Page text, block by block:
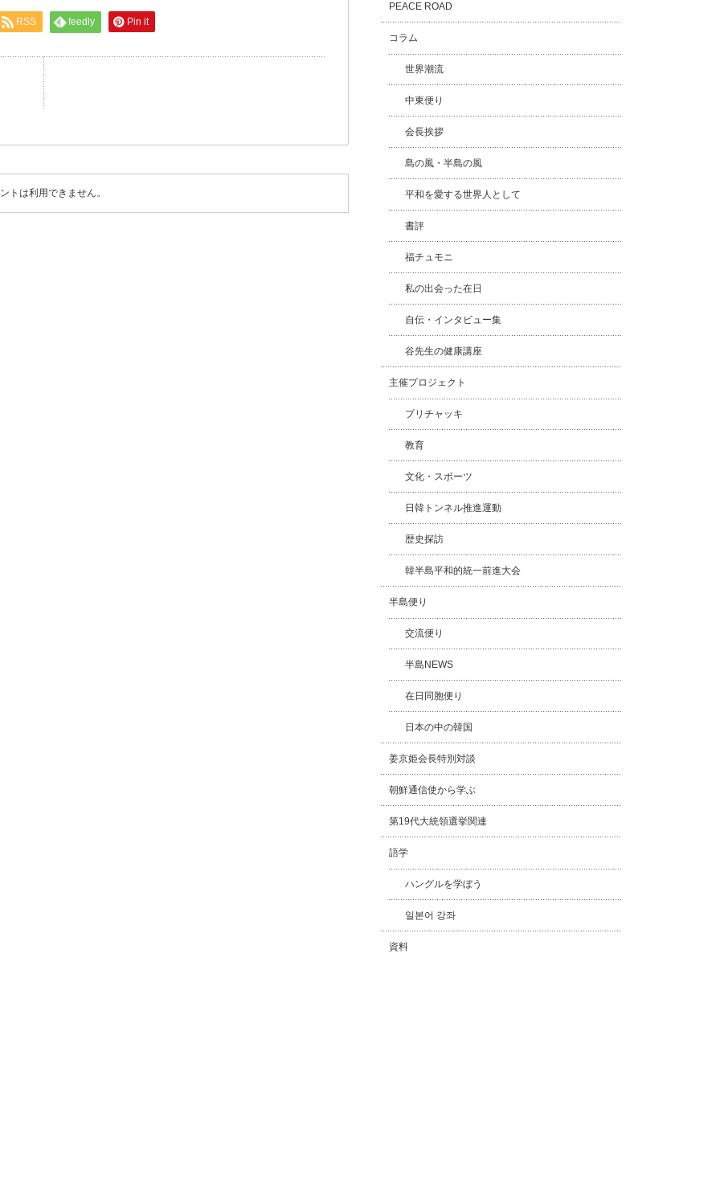
RSS feedly Pin it
トは利用できません。
PEACE ROAD
コラム
世界潮流
中東便り
会長挨拶
島の風・半島の風
平和を愛する世界人として
書評
福チュモニ
私の出会った在日
自伝・インタビュー集
谷先生の健康講座
主催プロジェクト
プリチャッキ
教育
文化・スポーツ
日韓トンネル推進運動
歴史探訪
韓半島平和的統一前進大会
半島便り
交流便り
半島NEWS
在日同胞便り
日本の中の韓国
姜京姫会長特別対談
朝鮮通信使から学ぶ
第19代大統領選挙関連
語学
ハングルを学ぼう
일본어 강좌
資料